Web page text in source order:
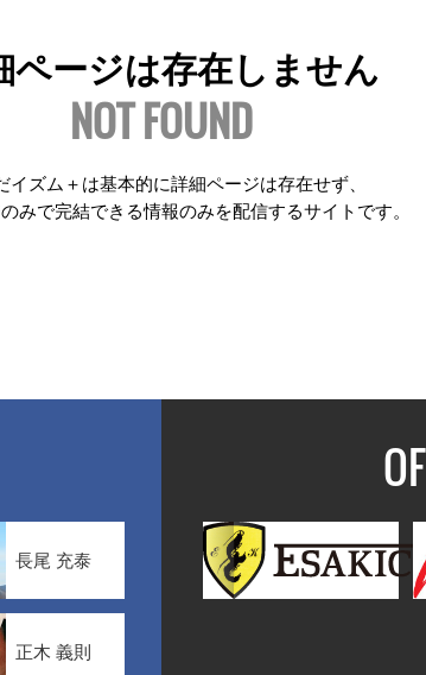
ページは存在しません
NOT FOUND
イズム＋は基本的に詳細ページは存在せず、
みで完結できる情報のみを配信するサイトです。
長尾 充泰
正木 義則